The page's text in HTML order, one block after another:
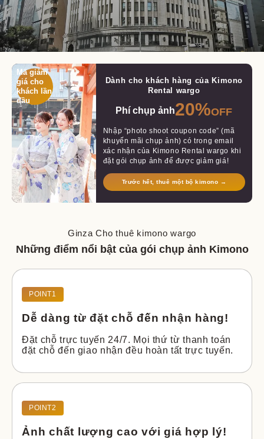
Dành cho khách hàng của Kimono
Rental wargo
Phí chụp ảnh20%OFF
Nhập “photo shoot coupon code” (mã
khuyến mãi chụp ảnh) có trong email
xác nhận của Kimono Rental wargo khi
đặt gói chụp ảnh để được giảm giá!
Trước hết, thuê một bộ kimono →
Mã giảm
giá cho
khách lần
đầu
Ginza Cho thuê kimono wargo
Những điểm nổi bật của gói chụp ảnh Kimono
POINT1
Dễ dàng từ đặt chỗ đến nhận hàng!
Đặt chỗ trực tuyến 24/7. Mọi thứ từ thanh toán
đặt chỗ đến giao nhận đều hoàn tất trực tuyến.
POINT2
Ảnh chất lượng cao với giá hợp lý!